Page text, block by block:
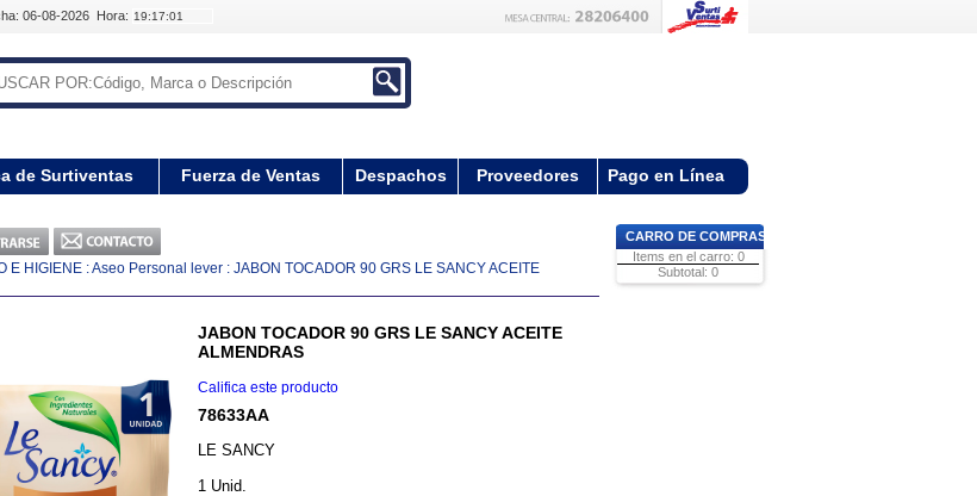
06-08-2026 Hora:
de Surtiventas Fuerza de Ventas Despachos Proveedores Pago en Línea
E HIGIENE :Aseo Personal lever : JABON TOCADOR 90 GRS LE SANCY ACEITE
JABON TOCADOR 90 GRS LE SANCY ACEITE
ALMENDRAS
Califica este producto
78633AA
LE SANCY
1 Unid.
CARRO DE COMPRAS
Items en el carro: 0
Subtotal: 0